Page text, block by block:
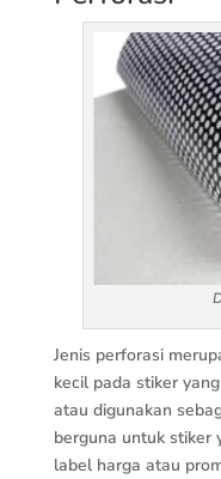
Jenis perforasi
kecil pada stiker
atau digunakan
berguna untuk stiker
label harga atau